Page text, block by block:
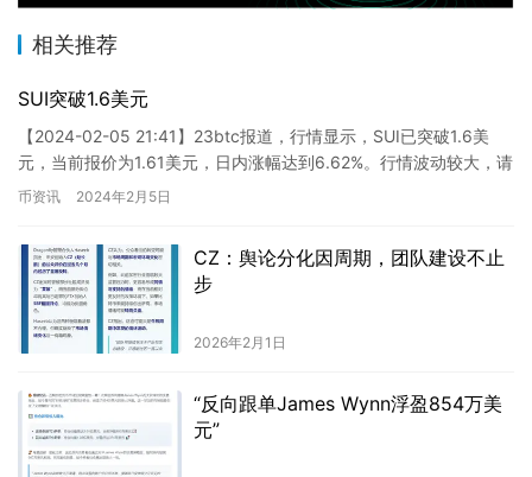
相关推荐
SUI突破1.6美元
【2024-02-05 21:41】23btc报道，行情显示，SUI已突破1.6美
元，当前报价为1.61美元，日内涨幅达到6.62%。行情波动较大，请
注意风险控制。
币资讯 2024年2月5日
CZ：舆论分化因周期，团队建设不止
步
2026年2月1日
“反向跟单James Wynn浮盈854万美
元”